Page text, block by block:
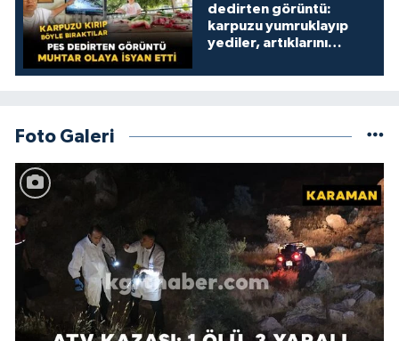
dedirten görüntü:
karpuzu yumruklayıp
yediler, artıklarını
Foto Galeri